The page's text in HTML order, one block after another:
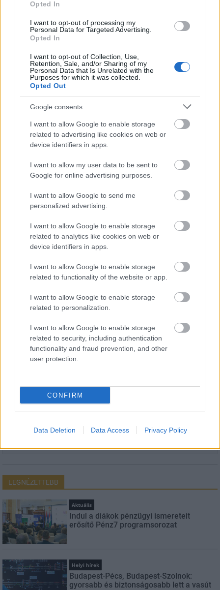
Opted In
I want to opt-out of processing my
Personal Data for Targeted Advertising.
Opted In
I want to opt-out of Collection, Use,
Retention, Sale, and/or Sharing of my
Personal Data that Is Unrelated with the
Purposes for which it was collected.
Opted Out
Google consents
I want to allow Google to enable storage
related to advertising like cookies on web or
device identifiers in apps.
I want to allow my user data to be sent to
Google for online advertising purposes.
I want to allow Google to send me
personalized advertising.
I want to allow Google to enable storage
related to analytics like cookies on web or
device identifiers in apps.
I want to allow Google to enable storage
related to functionality of the website or app.
I want to allow Google to enable storage
related to personalization.
I want to allow Google to enable storage
related to security, including authentication
functionality and fraud prevention, and other
user protection.
CONFIRM
Data Deletion Data Access Privacy Policy
Indulhat a Honvéd tér megújításának tervezése, ahol a
klímatudatos gondolkodás és a helyi identitás erősítése kerül a
középpontba.
Történelmi táj, amelynek minden köve
M1 bővítés: már zajlik a teljesen új
Bicske Kelet csomópont építése
csomópont épül Angyalföldön
Másfélszeresére bővítik
Hódmezővásárhely jó hírű református
Feliratkozom a hírlevélre és elfogadom azadatvédelmi
LEGNÉZETTEBB
Aktuális
Indul a diákok pénzügyi ismereteit
erősítő Pénz7 programsorozat
Helyi hírek
Budapest-Pécs, Budapest-Szolnok:
gyorsabb és biztonságosabb lett a vasút